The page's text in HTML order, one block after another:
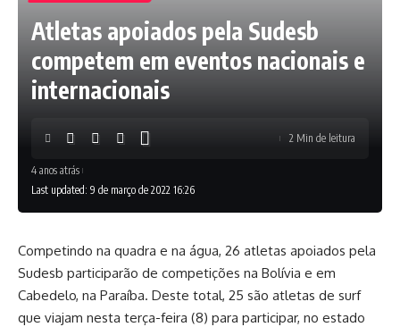
Atletas apoiados pela Sudesb
competem em eventos nacionais e
internacionais
Last updated: 9 de março de 2022 16:26
4 anos atrás
2 Min de leitura
Competindo na quadra e na água, 26 atletas apoiados pela
Sudesb participarão de competições na Bolívia e em
Cabedelo, na Paraíba. Deste total, 25 são atletas de surf
que viajam nesta terça-feira (8) para participar, no estado